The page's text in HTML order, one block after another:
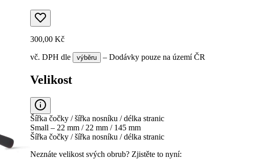
300,00 Kč
vč. DPHdle výběru – Dodávky pouze na území ČR
Velikost
Šířka čočky / šířka nosníku / délka stranic
Small – 22 mm / 22 mm / 145 mm
Šířka čočky / šířka nosníku / délka stranic
Neznáte velikost svých obrub? Zjistěte to nyní: